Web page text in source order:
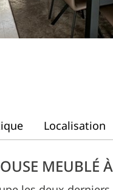
Localisation
MEUBLÉ